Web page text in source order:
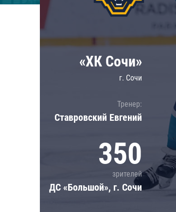
Локомотив
ЦСКА
Шанхайские
«ХК Сочи»
г. Сочи
Тренер:
Ставровский Евгений
350
зрителей
ДС «Большой», г. Сочи